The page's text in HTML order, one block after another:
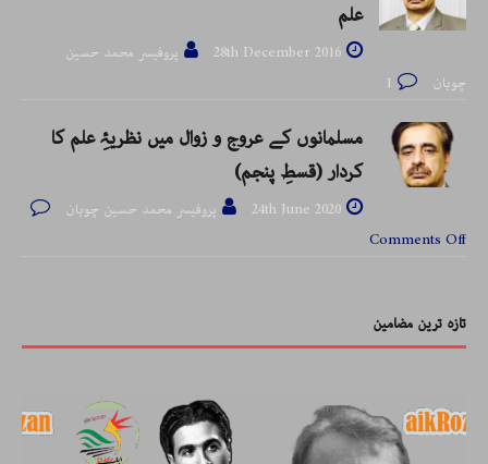
علم
28th December 2016
پروفیسر محمد حسین
چوہان
1
مسلمانوں کے عروج و زوال میں نظریۂِ علم کا
کردار (قسطِ پنجم)
24th June 2020
پروفیسر محمد حسین چوہان
Comments Off
تازہ ترین مضامین